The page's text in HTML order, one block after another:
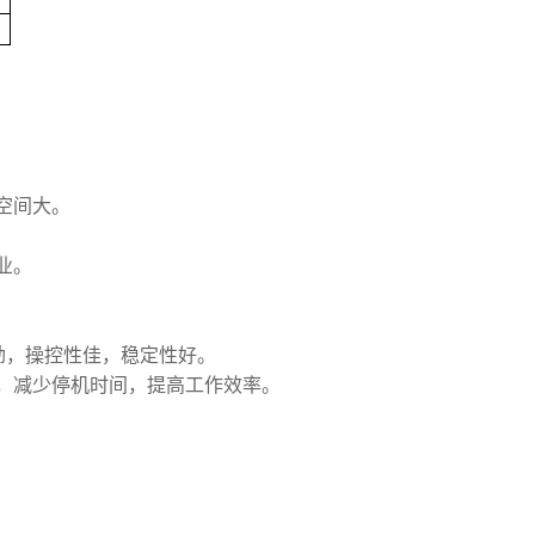
大。
操控性佳，稳定性好。
少停机时间，提高工作效率。